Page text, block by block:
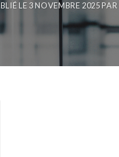
LE 3 NOVEMBRE 2025 PAR